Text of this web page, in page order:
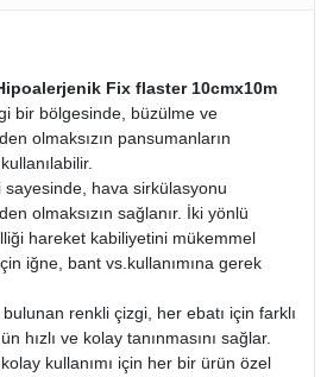
Fix flaster 10cmx10m
bir bölgesinde, büzülme ve
olmaksızın pansumanların
sayesinde, hava sirkülasyonu
olmaksızın sağlanır. İki yönlü
hareket kabiliyetini mükemmel
iğne, bant vs.kullanımına gerek
renkli çizgi, her ebatı için farklı
hızlı ve kolay tanınmasını sağlar.
kullanımı için her bir ürün özel